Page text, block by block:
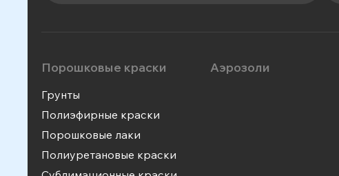
Порошковые краски
Грунты
Полиэфирные краски
Порошковые лаки
Полиуретановые краски
Аэрозоли